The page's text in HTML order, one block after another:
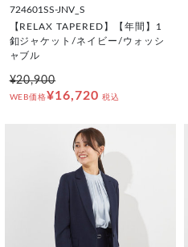
724601SS-JNV_S
【RELAX TAPERED】【年間】1
釦ジャケット/ネイビー/ウォッシ
ャブル
¥20,900
WEB価格¥16,720 税込